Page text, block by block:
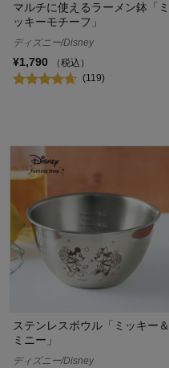
マルチに使えるラーメン鉢「ミ
ッキーモチーフ」
ディズニー/Disney
¥1,790
（税込）
(119)
ステンレスボウル「ミッキー＆
ミニー」
ディズニー/Disney